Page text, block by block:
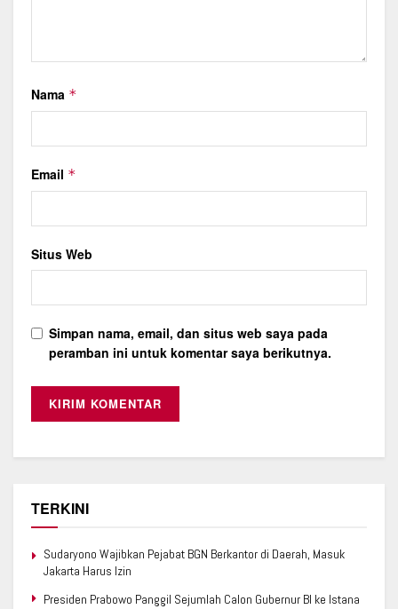
Nama *
Email *
Situs Web
Simpan nama, email, dan situs web saya pada
peramban ini untuk komentar saya berikutnya.
TERKINI
Sudaryono Wajibkan Pejabat BGN Berkantor di Daerah, Masuk
Jakarta Harus Izin
Presiden Prabowo Panggil Sejumlah Calon Gubernur BI ke Istana